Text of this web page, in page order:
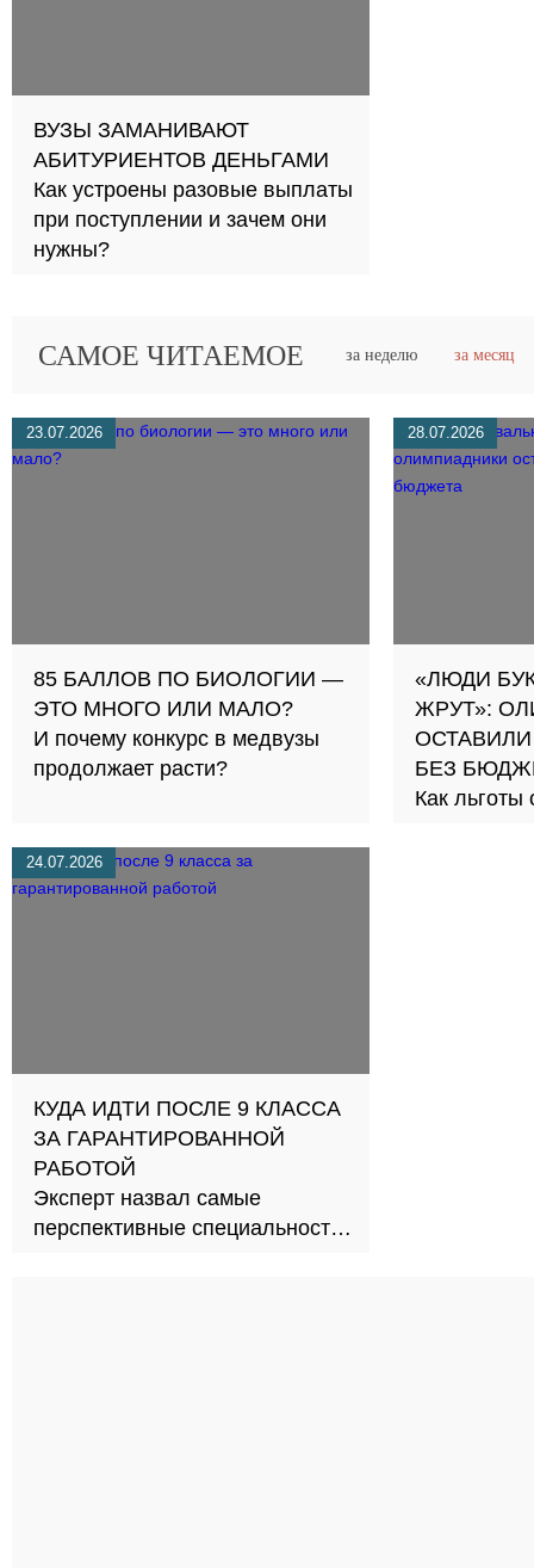
ВУЗЫ ЗАМАНИВАЮТ
АБИТУРИЕНТОВ ДЕНЬГАМИ
Как устроены разовые выплаты
при поступлении и зачем они
нужны?
САМОЕ ЧИТАЕМОЕ за неделю за месяц
23.07.2026
85 БАЛЛОВ ПО БИОЛОГИИ —
ЭТО МНОГО ИЛИ МАЛО?
И почему конкурс в медвузы
продолжает расти?
28.07.2026
«ЛЮДИ
ЖРУТ»:
БЕЗ
Как льготы
24.07.2026
КУДА ИДТИ ПОСЛЕ 9 КЛАССА
ЗА ГАРАНТИРОВАННОЙ
РАБОТОЙ
Эксперт назвал самые
перспективные специальности